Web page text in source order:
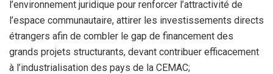
l’environnement juridique pour renforcer l’attractivité de
l’espace communautaire, attirer les investissements directs
étrangers afin de combler le gap de financement des
grands projets structurants, devant contribuer efficacement
à l’industrialisation des pays de la CEMAC;